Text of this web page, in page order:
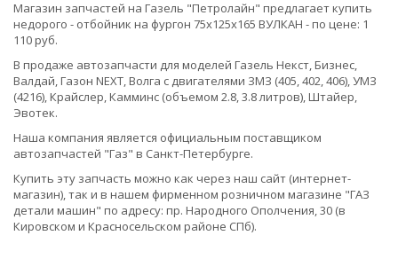
Магазин запчастей на Газель "Петролайн" предлагает купить
недорого - отбойник на фургон 75х125х165 ВУЛКАН - по цене: 1
110 руб.
В продаже автозапчасти для моделей Газель Некст, Бизнес,
Валдай, Газон NEXT, Волга с двигателями ЗМЗ (405, 402, 406), УМЗ
(4216), Крайслер, Камминс (объемом 2.8, 3.8 литров), Штайер,
Эвотек.
Наша компания является официальным поставщиком
автозапчастей "Газ" в Санкт-Петербурге.
Купить эту запчасть можно как через наш сайт (интернет-
магазин), так и в нашем фирменном розничном магазине "ГАЗ
детали машин" по адресу: пр. Народного Ополчения, 30 (в
Кировском и Красносельском районе СПб).